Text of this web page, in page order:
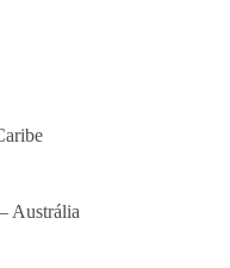
Austrália